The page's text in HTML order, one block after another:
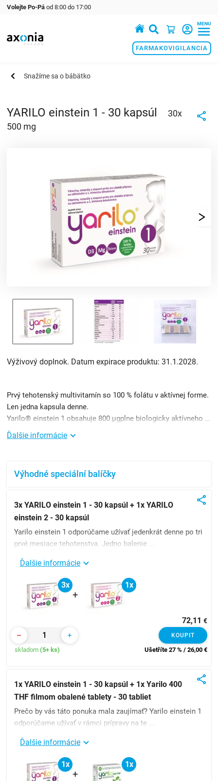
Volejte Po-Pá od 8:00 do 17:00
MENU
FARMAKOVIGILANCIA
Snažíme sa o bábätko
YARILO einstein 1 - 30 kapsúl
30x
500 mg
Výživový doplnok. Datum expirace produktu: 31.1.2028.
Prvý tehotenský multivitamín so 100 % folátu v aktívnej forme.
Len jedna kapsula denne.
Yarilo® einstein 1 obsahuje 800 µgplne biologicky aktívneho folátu najnovšej generácie. Na rozdiel od obyčajne ...
Ďalšie informácie
Výhodné speciální balíčky
3x YARILO einstein 1 - 30 kapsúl + 1x YARILO
einstein 2 - 30 kapsúl
Yarilo einstein 1 odporúčame užívať jedenkrát denne po tri
prvé mesiace tehotenstva. Jedno balenie ...
Ďalšie informácie
3x
+
1x
72,11 €
KOUPIT
skladom (5+ ks) Ušetříte 27 % / 26,00 €
1x YARILO einstein 1 - 30 kapsúl + 1x Yarilo 400
THF filmom obalené tablety - 30 tabliet
Prečo by vás táto ponuka mala zaujímať? Yarilo einstein 1
odporúčame užívať v rámci prípravy na te ...
Ďalšie informácie
1x
+
1x